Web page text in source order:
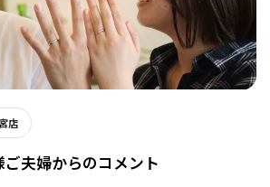
店
ご夫婦からのコメント